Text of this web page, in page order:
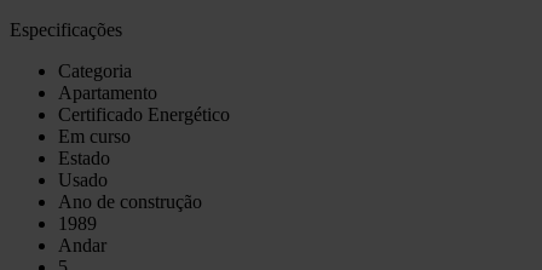
Especificações
Categoria
Apartamento
Certificado Energético
Em curso
Estado
Usado
Ano de construção
1989
Andar